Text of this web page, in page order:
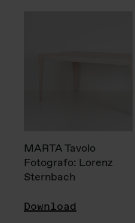
MARTA Tavolo
Fotografo: Lorenz
Sternbach
Download